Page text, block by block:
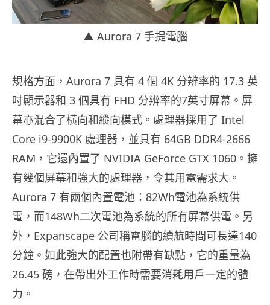
▲ Aurora 7 手提電腦
規格方面，Aurora 7 具有 4 個 4K 分辨率的 17.3 英
吋顯示器和 3 個具有 FHD 分辨率的7英寸屏幕。屏
幕亦混合了橫向和縱向模式。處理器採用了 Intel
Core i9-9900K 處理器，並具有 64GB DDR4-2666
RAM，它還內置了 NVIDIA GeForce GTX 1060。擁
有幾個屏幕和強大的處理器，令其用電需求大。
Aurora 7 有兩個內置電池：82Wh電池為系統供
電，而148Wh二次電池為系統的所有屏幕供電。另
外，Expanscape 公司稱電腦的續航時間可長達140
分鐘。如此強大的配置也附帶有缺點，它的重量為
26.45 磅，在帶出外工作時需要消耗用戶一定的體
力。